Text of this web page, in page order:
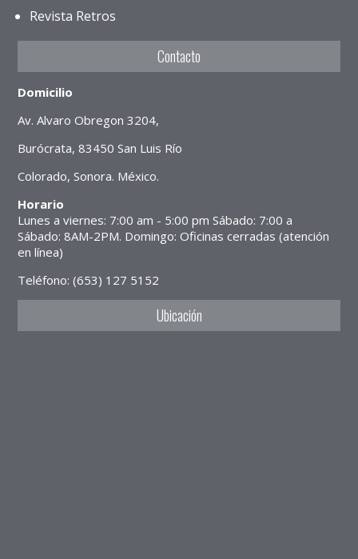
Revista Retros
Contacto
Domicilio
Av. Alvaro Obregon 3204,
Burócrata, 83450 San Luis Río
Colorado, Sonora. México.
Horario
Lunes a viernes: 7:00 am - 5:00 pm Sábado: 7:00 a
Sábado: 8AM-2PM. Domingo: Oficinas cerradas (atención
en línea)
Teléfono: (653) 127 5152
Ubicación